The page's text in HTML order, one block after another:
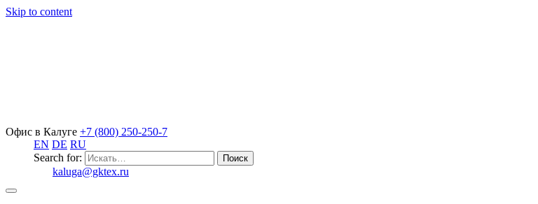
Skip to content
Офис в Калуге +7 (800) 250-250-7
EN DE RU
Search for:
kaluga@gktex.ru